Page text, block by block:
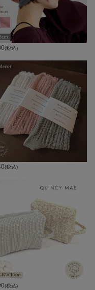
(税込)
(税込)
(税込)